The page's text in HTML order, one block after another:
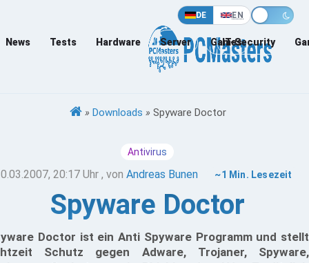
DE EN
News Tests Hardware Server Games
IT-Security
» Downloads » Spyware Doctor
Antivirus
20:17 Uhr , vonAndreas Bunen ~1 Min. Lesezeit
Spyware Doctor
Doctor ist ein Anti Spyware Programm und stellt
Schutz gegen Adware, Trojaner, Spyware,